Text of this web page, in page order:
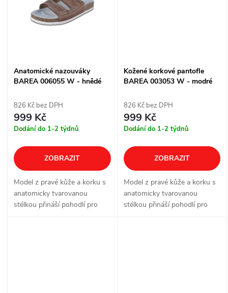
Anatomické nazouváky
BAREA 006055 W - hnědé
826 Kč bez DPH
999 Kč
Dodání do 1-2 týdnů
ZOBRAZIT
Model z pravé kůže a korku s
anatomicky tvarovanou
stélkou přináší pohodlí pro
Kožené korkové pantofle
BAREA 003053 W - modré
826 Kč bez DPH
999 Kč
Dodání do 1-2 týdnů
ZOBRAZIT
Model z pravé kůže a korku s
anatomicky tvarovanou
stélkou přináší pohodlí pro